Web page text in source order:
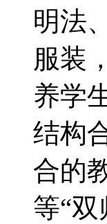
明法
服装
养学
结构
合的
等“